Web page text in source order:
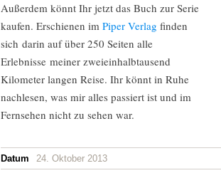
Außerdem könnt Ihr jetzt das Buch zur Serie
kaufen. Erschienen im Piper Verlag finden
sich darin auf über 250 Seiten alle
Erlebnisse meiner zweieinhalbtausend
Kilometer langen Reise. Ihr könnt in Ruhe
nachlesen, was mir alles passiert ist und im
Fernsehen nicht zu sehen war.
Datum
24. Oktober 2013